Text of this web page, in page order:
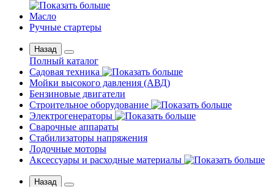
Масло
Ручные стартеры
Назад
Полный каталог
Садовая техника
Мойки высокого давления (АВД)
Бензиновые двигатели
Строительное оборудование
Электрогенераторы
Сварочные аппараты
Стабилизаторы напряжения
Лодочные моторы
Аксессуары и расходные материалы
Назад